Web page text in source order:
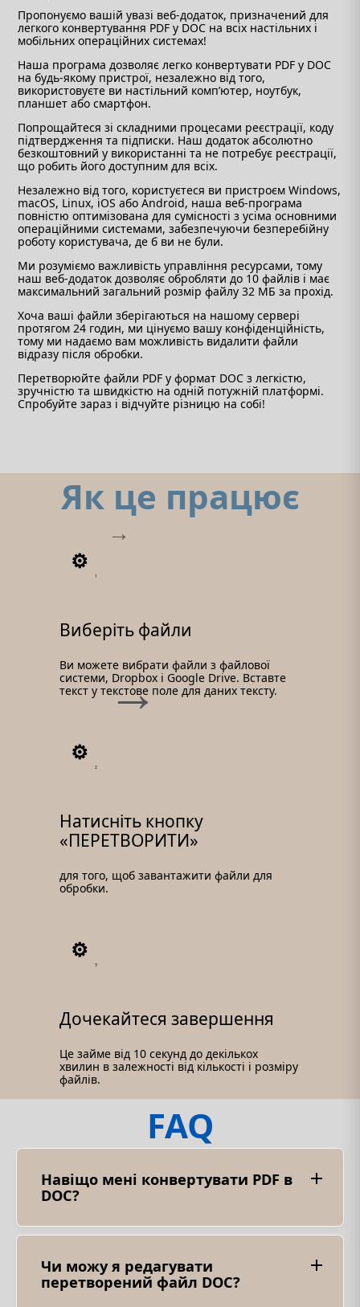
Пропонуємо вашій увазі веб-додаток, призначений для
легкого конвертування PDF у DOC на всіх настільних і
мобільних операційних системах!
Наша програма дозволяє легко конвертувати PDF у DOC
на будь-якому пристрої, незалежно від того,
використовуєте ви настільний комп’ютер, ноутбук,
планшет або смартфон.
Попрощайтеся зі складними процесами реєстрації, коду
підтвердження та підписки. Наш додаток абсолютно
безкоштовний у використанні та не потребує реєстрації,
що робить його доступним для всіх.
Незалежно від того, користуєтеся ви пристроєм Windows,
macOS, Linux, iOS або Android, наша веб-програма
повністю оптимізована для сумісності з усіма основними
операційними системами, забезпечуючи безперебійну
роботу користувача, де б ви не були.
Ми розуміємо важливість управління ресурсами, тому
наш веб-додаток дозволяє обробляти до 10 файлів і має
максимальний загальний розмір файлу 32 МБ за прохід.
Хоча ваші файли зберігаються на нашому сервері
протягом 24 годин, ми цінуємо вашу конфіденційність,
тому ми надаємо вам можливість видалити файли
відразу після обробки.
Перетворюйте файли PDF у формат DOC з легкістю,
зручністю та швидкістю на одній потужній платформі.
Спробуйте зараз і відчуйте різницю на собі!
Як це працює
1
Виберіть файли
Ви можете вибрати файли з файлової
системи, Dropbox і Google Drive. Вставте
текст у текстове поле для даних тексту.
2
Натисніть кнопку
«ПЕРЕТВОРИТИ»
для того, щоб завантажити файли для
обробки.
3
Дочекайтеся завершення
Це займе від 10 секунд до декількох
хвилин в залежності від кількості і розміру
файлів.
FAQ
Навіщо мені конвертувати PDF в
DOC?
в DOC може стати в нагоді. Наприклад, вам
документа Word. Ви також можете повторно
використовувати текст і форматування з PDF-
файлу в новому документі Word. Іншим
Чи можу я редагувати
перетворений файл DOC?